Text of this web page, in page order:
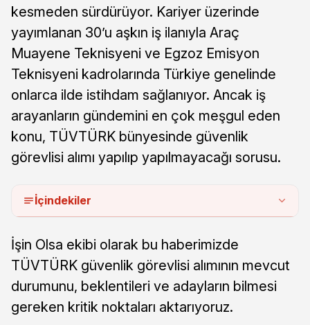
kesmeden sürdürüyor. Kariyer üzerinde
yayımlanan 30’u aşkın iş ilanıyla Araç
Muayene Teknisyeni ve Egzoz Emisyon
Teknisyeni kadrolarında Türkiye genelinde
onlarca ilde istihdam sağlanıyor. Ancak iş
arayanların gündemini en çok meşgul eden
konu, TÜVTÜRK bünyesinde güvenlik
görevlisi alımı yapılıp yapılmayacağı sorusu.
İçindekiler
İşin Olsa ekibi olarak bu haberimizde
TÜVTÜRK güvenlik görevlisi alımının mevcut
durumunu, beklentileri ve adayların bilmesi
gereken kritik noktaları aktarıyoruz.